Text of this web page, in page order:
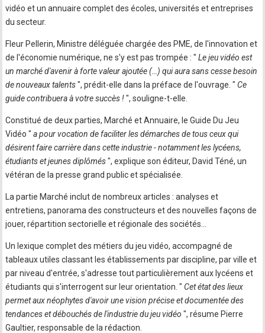
vidéo et un annuaire complet des écoles, universités et entreprises
du secteur.
Fleur Pellerin, Ministre déléguée chargée des PME, de l'innovation et
de l'économie numérique, ne s'y est pas trompée : " Le jeu vidéo est
un marché d'avenir à forte valeur ajoutée (…) qui aura sans cesse besoin
de nouveaux talents", prédit-elle dans la préface de l'ouvrage. " Ce
guide contribuera à votre succès !", souligne-t-elle.
Constitué de deux parties, Marché et Annuaire, le Guide Du Jeu
Vidéo " a pour vocation de faciliter les démarches de tous ceux qui
désirent faire carrière dans cette industrie - notamment les lycéens,
étudiants et jeunes diplômés", explique son éditeur, David Téné, un
vétéran de la presse grand public et spécialisée.
La partie Marché inclut de nombreux articles : analyses et
entretiens, panorama des constructeurs et des nouvelles façons de
jouer, répartition sectorielle et régionale des sociétés…
Un lexique complet des métiers du jeu vidéo, accompagné de
tableaux utiles classant les établissements par discipline, par ville et
par niveau d'entrée, s'adresse tout particulièrement aux lycéens et
étudiants qui s'interrogent sur leur orientation. " Cet état des lieux
permet aux néophytes d'avoir une vision précise et documentée des
tendances et débouchés de l'industrie du jeu vidéo", résume Pierre
Gaultier, responsable de la rédaction.